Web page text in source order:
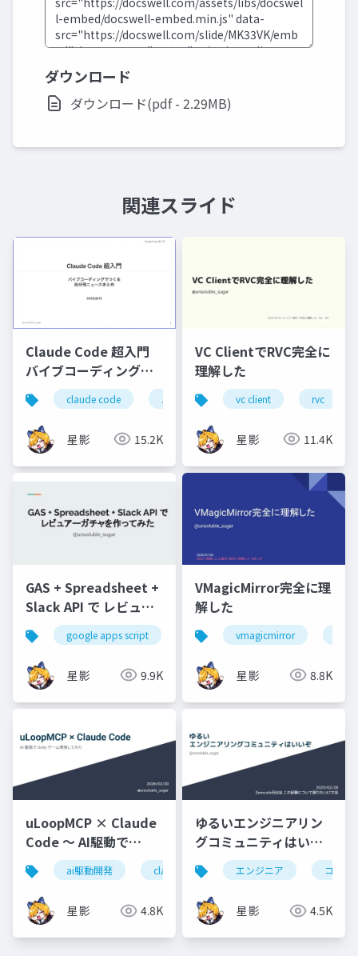
ダウンロード
ダウンロード(pdf - 2.29MB)
関連スライド
Claude Code 超入門
バイブコーディングで
つくる自分用ニュース
まとめ
claude code バイブコーディング ai駆動開発
星影 15.2K
VC ClientでRVC完全に
理解した
vc client rvc
星影 11.4K
GAS + Spreadsheet +
Slack API で レビュア
ーガチャを作ってみた
google apps script spreadsheet slack
星影 9.9K
VMagicMirror完全に理
解した
vmagicmirror
星影 8.8K
uLoopMCP × Claude
Code 〜 AI駆動で
Unityゲーム開発してみ
た
ai駆動開発 claude code unity バイブコ
星影 4.8K
ゆるいエンジニアリン
グコミュニティはいい
ぞ
エンジニア コミュ
星影 4.5K